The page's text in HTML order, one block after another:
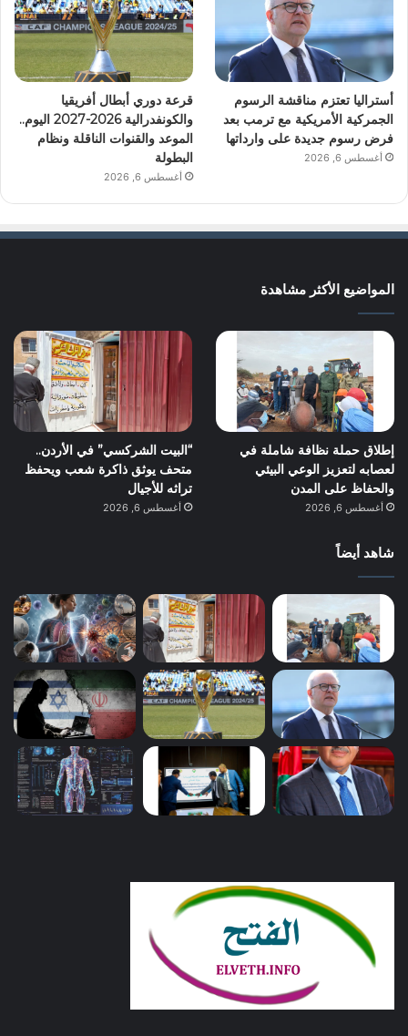
أستراليا تعتزم مناقشة الرسوم
الجمركية الأمريكية مع ترمب بعد
فرض رسوم جديدة على وارداتها
أغسطس 6, 2026
قرعة دوري أبطال أفريقيا
والكونفدرالية 2026-2027 اليوم..
الموعد والقنوات الناقلة ونظام
البطولة
أغسطس 6, 2026
المواضيع الأكثر مشاهدة
إطلاق حملة نظافة شاملة في
لعصابه لتعزيز الوعي البيئي
والحفاظ على المدن
أغسطس 6, 2026
“البيت الشركسي” في الأردن..
متحف يوثق ذاكرة شعب ويحفظ
تراثه للأجيال
أغسطس 6, 2026
شاهد أيضاً